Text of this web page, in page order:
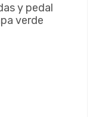
y pedal
verde